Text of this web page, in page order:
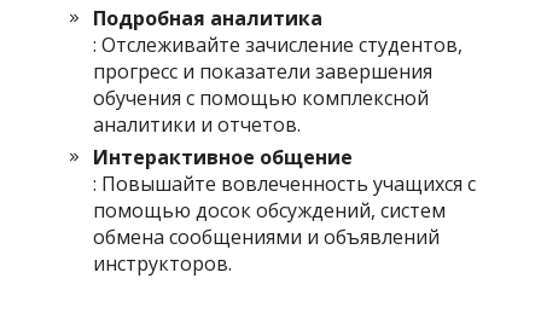
Подробная аналитика
: Отслеживайте зачисление студентов,
прогресс и показатели завершения
обучения с помощью комплексной
аналитики и отчетов.
Интерактивное общение
: Повышайте вовлеченность учащихся с
помощью досок обсуждений, систем
обмена сообщениями и объявлений
инструкторов.